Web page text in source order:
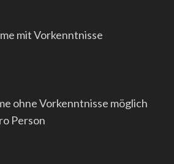
mit Vorkenntnisse
ohne Vorkenntnisse möglich
Person